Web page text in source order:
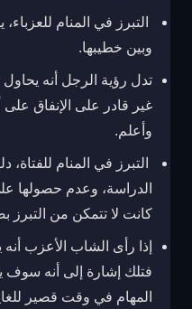
التبرز في المنام
وبين خطيبها.
تدل رؤية الرجل أنه يحاول
غير قادر على الإنفاق على
وأعلم.
التبرز في المنام
الدراسة، وعدم حصولها
كانت لا تتمكن من التبرز
إذا رأى الشاب الأعزب أنه
فتلك إشارة إلى أنه سوف
المهام في وقت قصير